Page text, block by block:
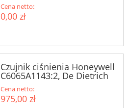
Cena netto:
0,00 zł
Czujnik ciśnienia Honeywell
C6065A1143:2, De Dietrich
Cena netto:
975,00 zł